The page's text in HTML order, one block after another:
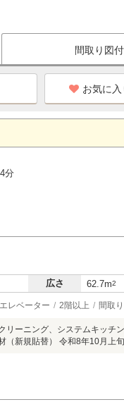
間取り図
お気に
分
広さ 62.7m2
エレベーター 2階以上 間取
リーニング、システムキッチ
（新規貼替） 令和8年10月上